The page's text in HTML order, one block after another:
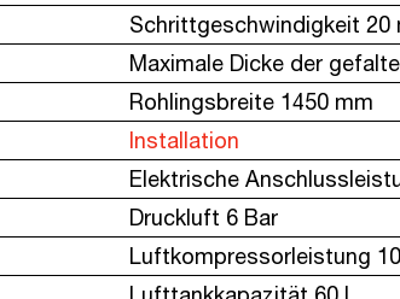
Schrittgeschwindigkeit 20
Maximale Dicke der
Rohlingsbreite 1450 mm
Installation
Elektrische
Druckluft 6 Bar
Luftkompressorleistung